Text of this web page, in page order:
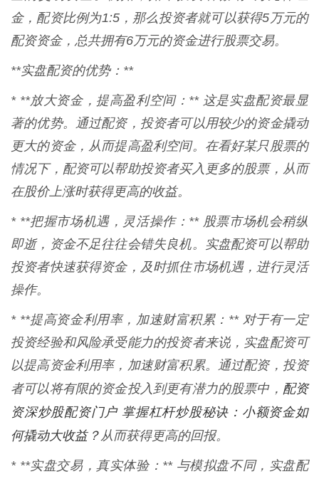
金，配资比例为1:5，那么投资者就可以获得5万元的
配资资金，总共拥有6万元的资金进行股票交易。
**实盘配资的优势：**
* **放大资金，提高盈利空间：** 这是实盘配资最显
著的优势。通过配资，投资者可以用较少的资金撬动
更大的资金，从而提高盈利空间。在看好某只股票的
情况下，配资可以帮助投资者买入更多的股票，从而
在股价上涨时获得更高的收益。
* **把握市场机遇，灵活操作：** 股票市场机会稍纵
即逝，资金不足往往会错失良机。实盘配资可以帮助
投资者快速获得资金，及时抓住市场机遇，进行灵活
操作。
* **提高资金利用率，加速财富积累：** 对于有一定
投资经验和风险承受能力的投资者来说，实盘配资可
以提高资金利用率，加速财富积累。通过配资，投资
者可以将有限的资金投入到更有潜力的股票中， 配资
资深炒股配资门户 掌握杠杆炒股秘诀：小额资金如
何撬动大收益？从而获得更高的回报。
* **实盘交易，真实体验：** 与模拟盘不同，实盘配